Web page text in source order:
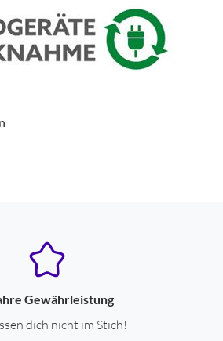
Gewährleistung
dich nicht im Stich!